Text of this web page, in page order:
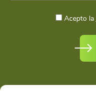
Acepto la